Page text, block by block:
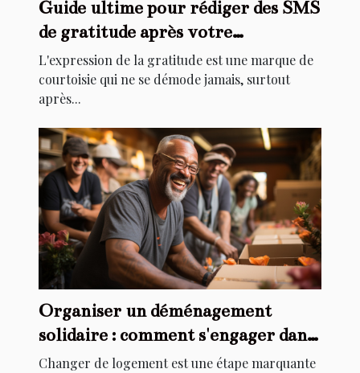
Guide ultime pour rédiger des SMS
de gratitude après votre
anniversaire
L'expression de la gratitude est une marque de
courtoisie qui ne se démode jamais, surtout
après...
Organiser un déménagement
solidaire : comment s'engager dans
l'aide au relogement
Changer de logement est une étape marquante